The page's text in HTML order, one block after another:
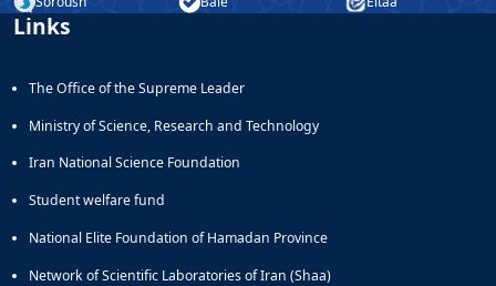
Links
The Office of the Supreme Leader
Ministry of Science, Research and Technology
Iran National Science Foundation
Student welfare fund
National Elite Foundation of Hamadan Province
Network of Scientific Laboratories of Iran (Shaa)